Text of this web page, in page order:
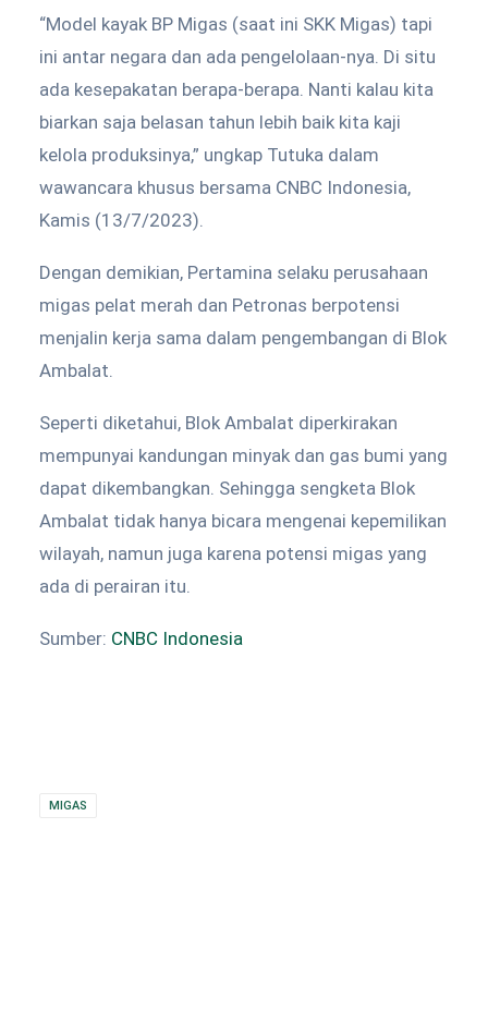
“Model kayak BP Migas (saat ini SKK Migas) tapi
ini antar negara dan ada pengelolaan-nya. Di situ
ada kesepakatan berapa-berapa. Nanti kalau kita
biarkan saja belasan tahun lebih baik kita kaji
kelola produksinya,” ungkap Tutuka dalam
wawancara khusus bersama CNBC Indonesia,
Kamis (13/7/2023).
Dengan demikian, Pertamina selaku perusahaan
migas pelat merah dan Petronas berpotensi
menjalin kerja sama dalam pengembangan di Blok
Ambalat.
Seperti diketahui, Blok Ambalat diperkirakan
mempunyai kandungan minyak dan gas bumi yang
dapat dikembangkan. Sehingga sengketa Blok
Ambalat tidak hanya bicara mengenai kepemilikan
wilayah, namun juga karena potensi migas yang
ada di perairan itu.
Sumber: CNBC Indonesia
MIGAS